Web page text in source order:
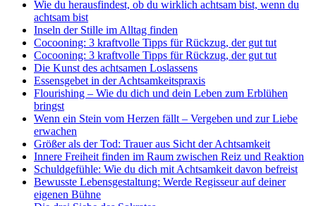
Wie du herausfindest, ob du wirklich achtsam bist, wenn du
achtsam bist
Inseln der Stille im Alltag finden
Cocooning: 3 kraftvolle Tipps für Rückzug, der gut tut
Cocooning: 3 kraftvolle Tipps für Rückzug, der gut tut
Die Kunst des achtsamen Loslassens
Essensgebet in der Achtsamkeitspraxis
Flourishing – Wie du dich und dein Leben zum Erblühen
bringst
Wenn ein Stein vom Herzen fällt – Vergeben und zur Liebe
erwachen
Größer als der Tod: Trauer aus Sicht der Achtsamkeit
Innere Freiheit finden im Raum zwischen Reiz und Reaktion
Schuldgefühle: Wie du dich mit Achtsamkeit davon befreist
Bewusste Lebensgestaltung: Werde Regisseur auf deiner
eigenen Bühne